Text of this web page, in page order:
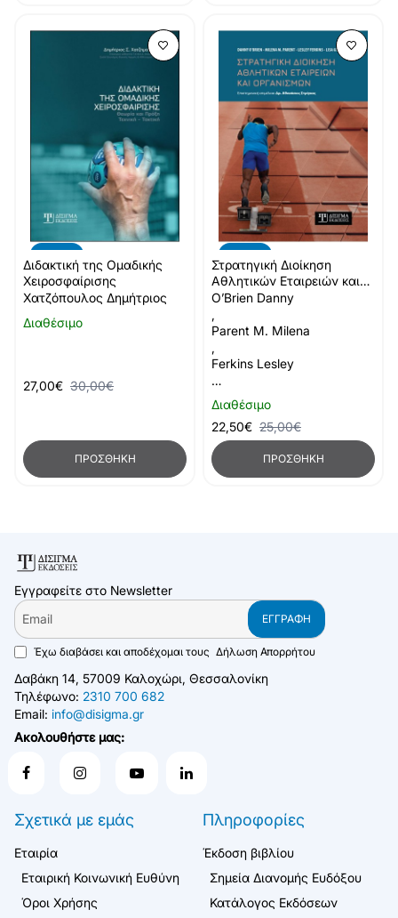
Διαθέσιμο
Διδακτική της Ομαδικής
Χειροσφαίρισης
Χατζόπουλος Δημήτριος
27,00€ 30,00€
ΠΡΟΣΘΉΚΗ
Διαθέσιμο
Στρατηγική Διοίκηση
Αθλητικών Εταιρειών και
Οργανισμών
O’Brien Danny
,
Parent M. Milena
,
Ferkins Lesley
…
22,50€ 25,00€
ΠΡΟΣΘΉΚΗ
Εγγραφείτε στο Newsletter
Email
ΕΓΓΡΑΦΉ
Έχω διαβάσει και αποδέχομαι τους Δήλωση Απορρήτου
Δαβάκη 14, 57009 Καλοχώρι, Θεσσαλονίκη
Τηλέφωνο: 2310 700 682
Email: info@disigma.gr
Ακολουθήστε μας:
Σχετικά με εμάς
Εταιρία
Εταιρική Κοινωνική Ευθύνη
Όροι Χρήσης
Πληροφορίες
Έκδοση βιβλίου
Σημεία Διανομής Ευδόξου
Κατάλογος Εκδόσεων